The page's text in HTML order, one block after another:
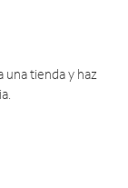
una tienda y haz